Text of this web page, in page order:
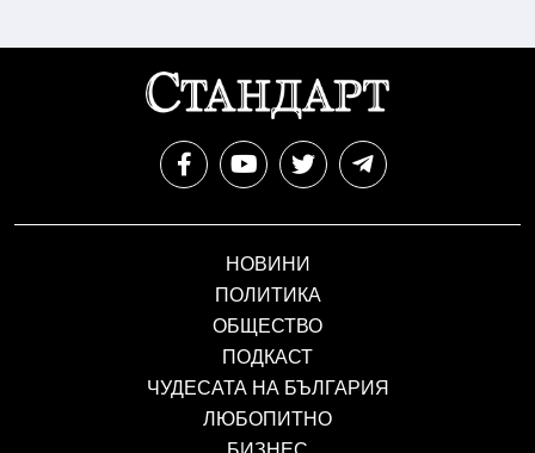
НОВИНИ
ПОЛИТИКА
ОБЩЕСТВО
ПОДКАСТ
ЧУДЕСАТА НА БЪЛГАРИЯ
ЛЮБОПИТНО